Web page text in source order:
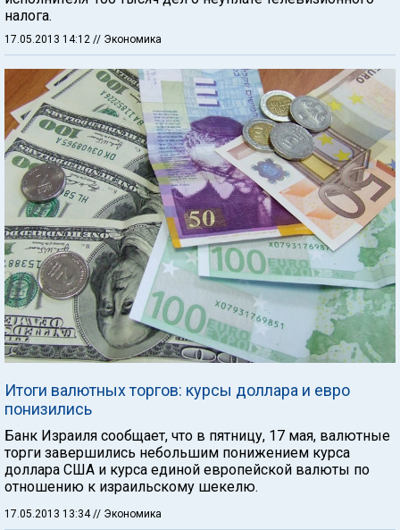
налога.
17.05.2013 14:12 // Экономика
Итоги валютных торгов: курсы доллара и евро
понизились
Банк Израиля сообщает, что в пятницу, 17 мая, валютные
торги завершились небольшим понижением курса
доллара США и курса единой европейской валюты по
отношению к израильскому шекелю.
17.05.2013 13:34 // Экономика